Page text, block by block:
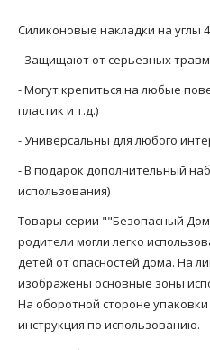
Силиконовые накладки на углы
- Защищают от серьезных
- Могут крепиться на любые
пластик и т.д.)
- Универсальны для любого
- В подарок дополнительный
использования)
Товары серии ""Безопасный
родители могли легко
детей от опасностей дома. На
изображены основные зоны
На оборотной стороне
инструкция по использованию.